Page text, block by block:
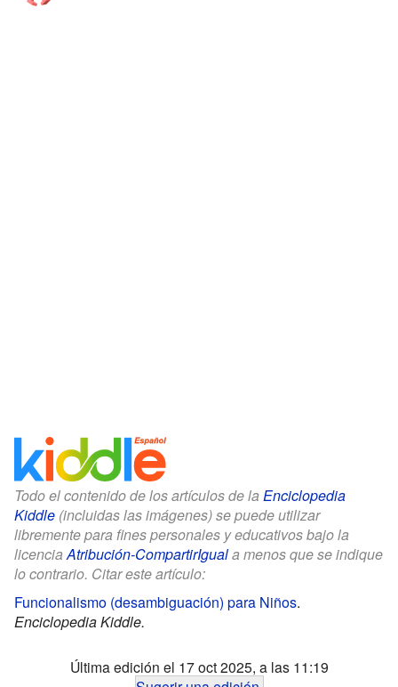
Todo el contenido de los artículos de la Enciclopedia
Kiddle (incluidas las imágenes) se puede utilizar
libremente para fines personales y educativos bajo la
licenciaAtribución-CompartirIguala menos que se indique
lo contrario. Citar este artículo:
Funcionalismo (desambiguación) para Niños.
Enciclopedia Kiddle.
Última edición el 17 oct 2025, a las 11:19